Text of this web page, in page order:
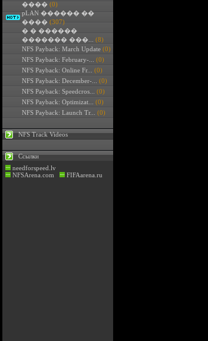
���� (0)
pLAN ������ ��
���� (307)
� � ������
������� ���...
(8)
NFS Payback: March Update (0)
NFS Payback: February-...
(0)
NFS Payback: Online Fr...
(0)
NFS Payback: December-...
(0)
NFS Payback: Speedcros...
(0)
NFS Payback: Optimizat...
(0)
NFS Payback: Launch Tr...
(0)
NFS Track Videos
Ссылки
needforspeed.lv
NFSArena.com
FIFAarena.ru